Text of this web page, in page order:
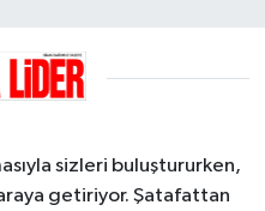
sizleri buluştururken,
getiriyor. Şatafattan